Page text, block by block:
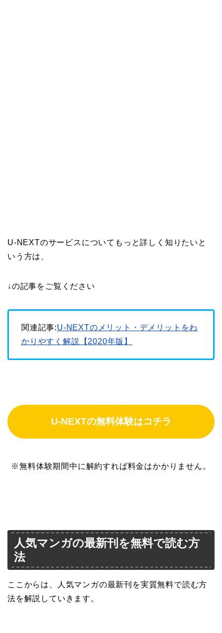
U-NEXTのサービスについてもっと詳しく知りたいと
いう方は、
↓の記事をご覧ください
関連記事:U-NEXTのメリット・デメリットをわ
かりやすく解説【2020年版】
U-NEXTの無料体験はコチラ
※無料体験期間中に解約すれば料金はかかりません。
人気マンガの最新刊を無料で読む方
法
ここからは、人気マンガの最新刊を実質無料で読む方
法を解説していきます。